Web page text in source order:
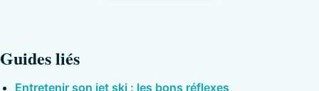
Guides liés
Entretenir son jet ski : les bons réflexes